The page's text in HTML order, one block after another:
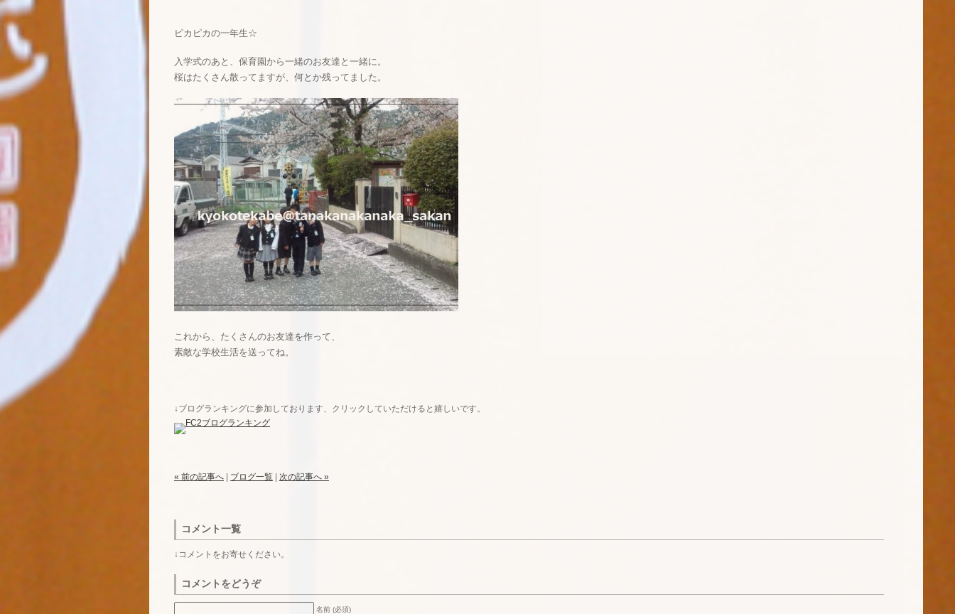
ピカピカの一年生☆
入学式のあと、保育園から一緒のお友達と一緒に。
桜はたくさん散ってますが、何とか残ってました。
これから、たくさんのお友達を作って、
素敵な学校生活を送ってね。
↓ブログランキングに参加しております、クリックしていただけると嬉しいです。
« 前の記事へ ブログ一覧 次の記事へ »
コメント一覧
↓コメントをお寄せください。
コメントをどうぞ
名前 (必須)